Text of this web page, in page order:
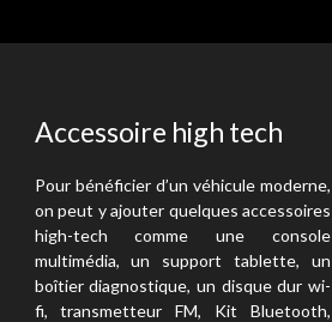
Accessoire high tech
Pour bénéficier d’un véhicule moderne,
on peut y ajouter quelques accessoires
high-tech comme une console
multimédia, un support tablette, un
boîtier diagnostique, un disque dur wi-
fi, transmetteur FM, Kit Bluetooth,